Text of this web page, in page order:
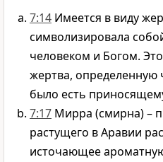
7:14 Имеется в виду
символизировала
человеком и Богом.
жертва, определенную
было есть
7:17 Мирра (смирна) –
растущего в Аравии
источающее